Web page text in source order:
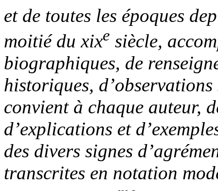
et de toutes les époques
moitié du xixe siècle,
biographiques, de
historiques,
convient à chaque auteur,
d’explications et
des divers signes
transcrites en notation